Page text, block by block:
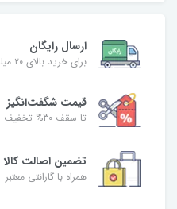
ارسال رایگان
برای خرید بالای ۲۰ میلیون تومان(بغیر از آکواریوم)
قیمت شگفت‌انگیز
تا سقف 30% تخفیف
تضمین اصالت کالا
همراه با گارانتی معتبر